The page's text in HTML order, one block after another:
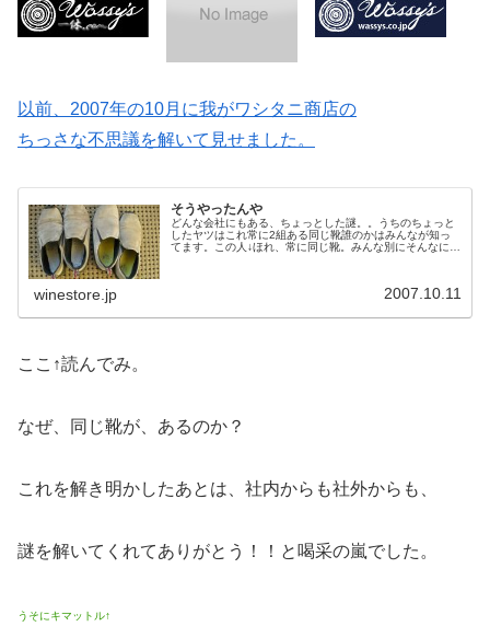
以前、2007年の10月に我がワシタニ商店の
ちっさな不思議を解いて見せました。
そうやったんや
どんな会社にもある、ちょっとした謎。。うちのちょっと
したヤツはこれ常に2組ある同じ靴誰のかはみんなが知っ
てます。この人↓ほれ、常に同じ靴。みんな別にそんなに不
winestore.jp 2007.10.11
ここ↑読んでみ。
なぜ、同じ靴が、あるのか？
これを解き明かしたあとは、社内からも社外からも、
謎を解いてくれてありがとう！！と喝采の嵐でした。
うそにキマットル↑